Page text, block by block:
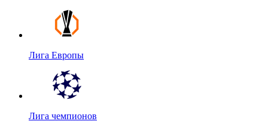
Лига Европы
Лига чемпионов